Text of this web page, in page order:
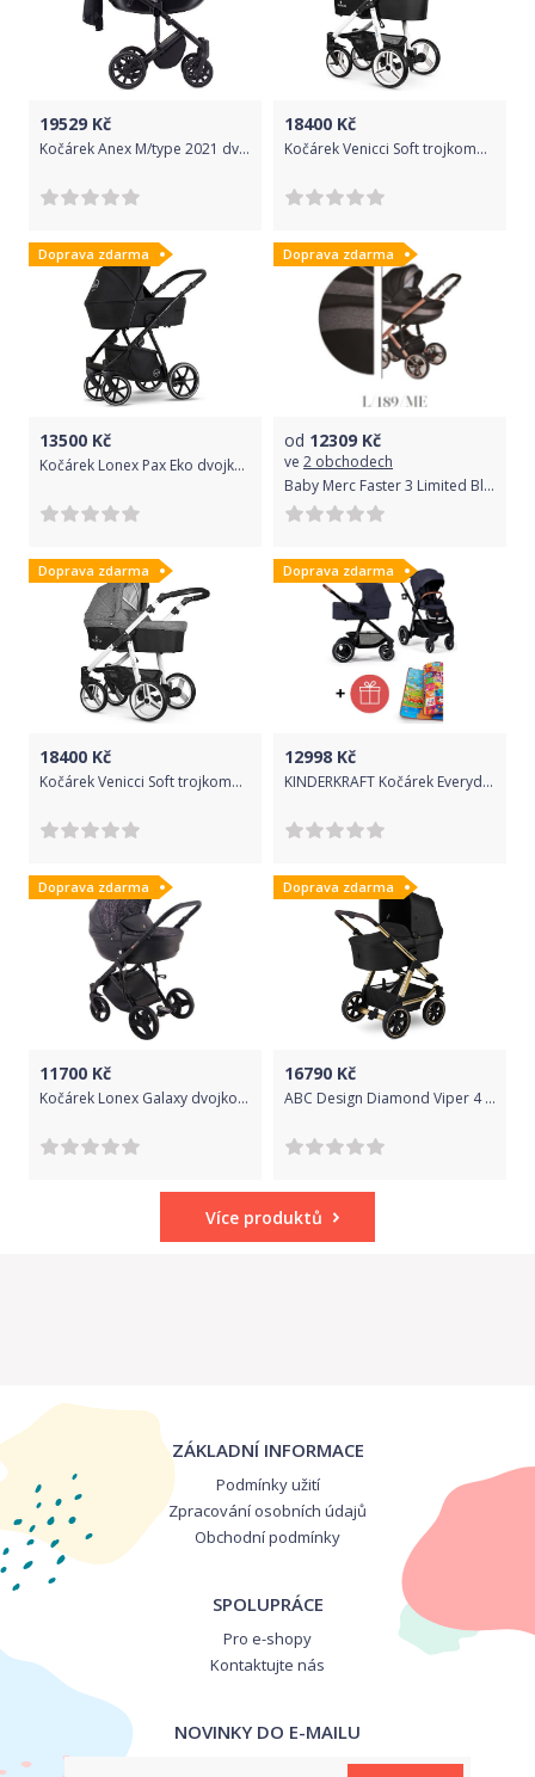
19529 Kč
Kočárek Anex M/type 2021 dvojkombinace Ink
18400 Kč
Kočárek Venicci Soft trojkombinace Bílý rám/Black
Doprava zdarma
13500 Kč
Kočárek Lonex Pax Eko dvojkombinace Black
Doprava zdarma
od 12309 Kč
ve 2 obchodech
Baby Merc Faster 3 Limited Black Cooper 2021
Doprava zdarma
18400 Kč
Kočárek Venicci Soft trojkombinace Bílý rám/Denim grey
Doprava zdarma
12998 Kč
KINDERKRAFT Kočárek Everyday 2v1 Denim + PETITE&MARS Podložka na hraní Joy ZDARMA
Doprava zdarma
11700 Kč
Kočárek Lonex Galaxy dvojkombinace G04
Doprava zdarma
16790 Kč
ABC Design Diamond Viper 4 Champagne 2020
Více produktů
ZÁKLADNÍ INFORMACE
Podmínky užití
Zpracování osobních údajů
Obchodní podmínky
SPOLUPRÁCE
Pro e-shopy
Kontaktujte nás
NOVINKY DO E-MAILU